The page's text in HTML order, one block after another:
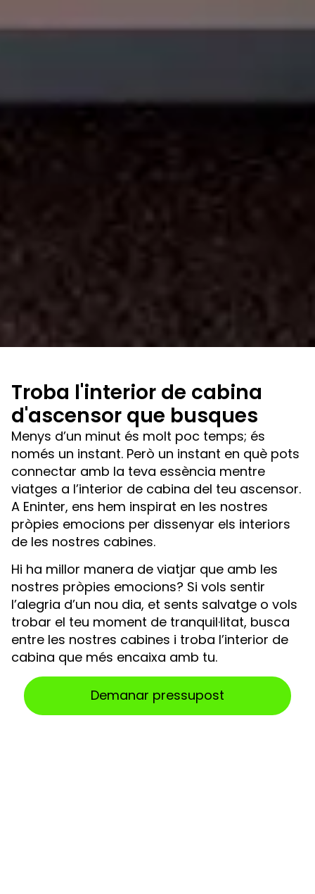
Troba l'interior de cabina
d'ascensor que busques
Menys d’un minut és molt poc temps; és
només un instant. Però un instant en què pots
connectar amb la teva essència mentre
viatges a l’interior de cabina del teu ascensor.
A Eninter, ens hem inspirat en les nostres
pròpies emocions per dissenyar els interiors
de les nostres cabines.
Hi ha millor manera de viatjar que amb les
nostres pròpies emocions? Si vols sentir
l’alegria d’un nou dia, et sents salvatge o vols
trobar el teu moment de tranquil·litat, busca
entre les nostres cabines i troba l’interior de
cabina que més encaixa amb tu.
Demanar pressupost